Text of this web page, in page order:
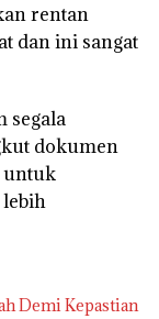
rentan
dan ini sangat
segala
dokumen
untuk
Demi Kepastian